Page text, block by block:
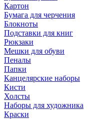
Картон
Бумага для черчения
Блокноты
Подставки для книг
Рюкзаки
Мешки для обуви
Пеналы
Папки
Канцелярские наборы
Кисти
Холсты
Наборы для художника
Краски